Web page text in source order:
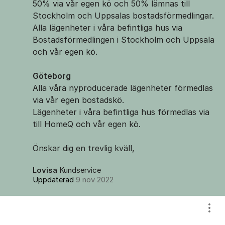
50% via vår egen kö och 50% lämnas till
Stockholm och Uppsalas bostadsförmedlingar.
Alla lägenheter i våra befintliga hus via
Bostadsförmedlingen i Stockholm och Uppsala
och vår egen kö.
Göteborg
Alla våra nyproducerade lägenheter förmedlas
via vår egen bostadskö.
Lägenheter i våra befintliga hus förmedlas via
till HomeQ och vår egen kö.
Önskar dig en trevlig kväll,
Lovisa Kundservice
Uppdaterad 9 nov 2022